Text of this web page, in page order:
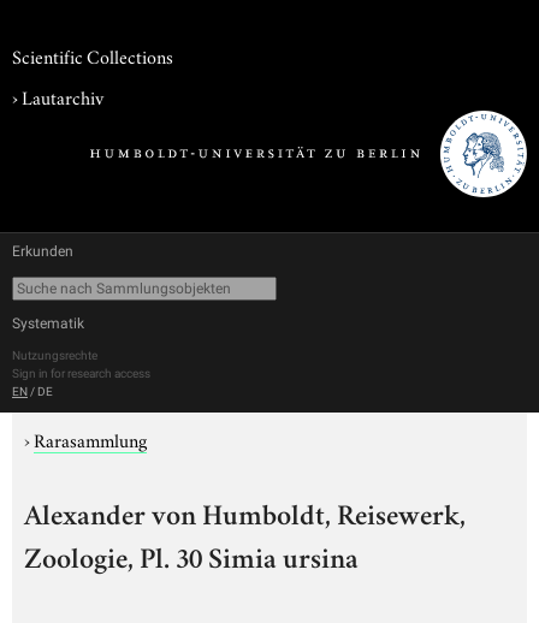
Scientific Collections
›Lautarchiv
Erkunden
Systematik
Nutzungsrechte
Sign in for research access
EN / DE
›Rarasammlung
Alexander von Humboldt, Reisewerk,
Zoologie, Pl. 30 Simia ursina